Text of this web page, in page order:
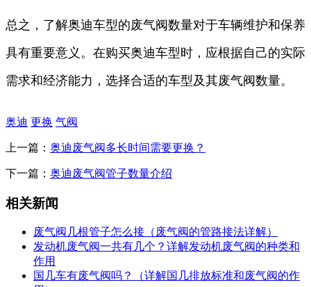
总之，了解奥迪车型的废气阀数量对于车辆维护和保养
具有重要意义。在购买奥迪车型时，应根据自己的实际
需求和经济能力，选择合适的车型及其废气阀数量。
奥迪 更换 气阀
上一篇： 奥迪废气阀多长时间需要更换？
下一篇： 奥迪废气阀管子数量介绍
相关新闻
废气阀几根管子怎么接（废气阀的管路接法详解）
发动机废气阀一共有几个？详解发动机废气阀的种类和
作用
国几车有废气阀吗？（详解国几排放标准和废气阀的作